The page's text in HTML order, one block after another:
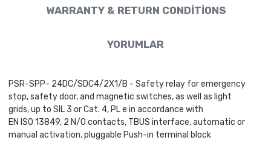
WARRANTY & RETURN CONDITIONS
YORUMLAR
PSR-SPP- 24DC/SDC4/2X1/B - Safety relay for emergency
stop, safety door, and magnetic switches, as well as light
grids, up to SIL 3 or Cat. 4, PL e in accordance with
EN ISO 13849, 2 N/O contacts, TBUS interface, automatic or
manual activation, pluggable Push-in terminal block